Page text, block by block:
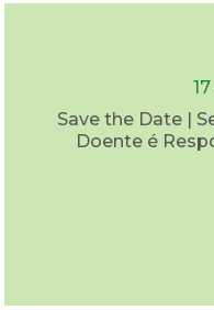
Save the Date |
Doente é